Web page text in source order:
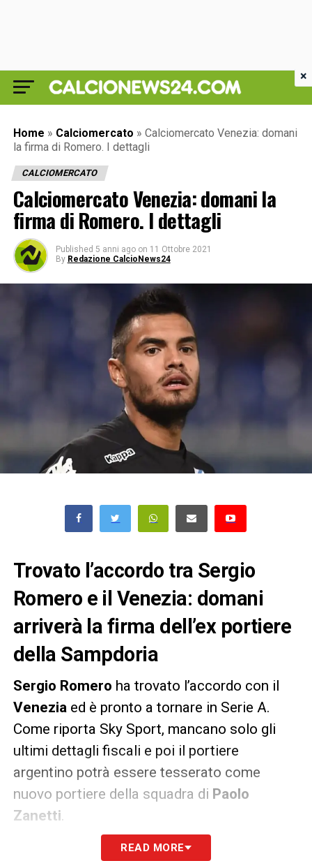
Home » Calciomercato » Calciomercato Venezia: domani
la firma di Romero. I dettagli
CALCIOMERCATO
Calciomercato Venezia: domani la
firma di Romero. I dettagli
Published 5 anni ago on 11 Ottobre 2021
By Redazione CalcioNews24
Trovato l’accordo tra Sergio
Romero e il Venezia: domani
arriverà la firma dell’ex portiere
della Sampdoria
Sergio Romero ha trovato l’accordo con il
Venezia ed è pronto a tornare in Serie A.
Come riporta Sky Sport, mancano solo gli
ultimi dettagli fiscali e poi il portiere
argentino potrà essere tesserato come
nuovo portiere della squadra di Paolo
Zanetti.
Oggi svolgerà le visite mediche di rito,
READ MORE
×